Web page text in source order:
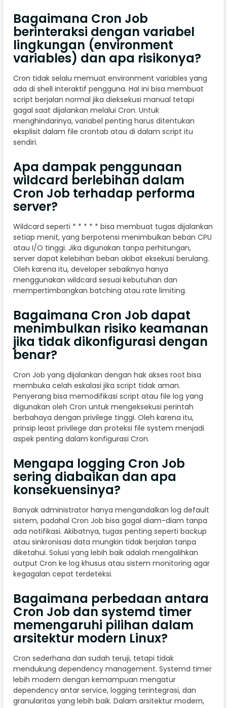
Bagaimana Cron Job
berinteraksi dengan variabel
lingkungan (environment
variables) dan apa risikonya?
Cron tidak selalu memuat environment variables yang
ada di shell interaktif pengguna. Hal ini bisa membuat
script berjalan normal jika dieksekusi manual tetapi
gagal saat dijalankan melalui Cron. Untuk
menghindarinya, variabel penting harus ditentukan
eksplisit dalam file crontab atau di dalam script itu
sendiri.
Apa dampak penggunaan
wildcard berlebihan dalam
Cron Job terhadap performa
server?
Wildcard seperti * * * * * bisa membuat tugas dijalankan
setiap menit, yang berpotensi menimbulkan beban CPU
atau I/O tinggi. Jika digunakan tanpa perhitungan,
server dapat kelebihan beban akibat eksekusi berulang.
Oleh karena itu, developer sebaiknya hanya
menggunakan wildcard sesuai kebutuhan dan
mempertimbangkan batching atau rate limiting.
Bagaimana Cron Job dapat
menimbulkan risiko keamanan
jika tidak dikonfigurasi dengan
benar?
Cron Job yang dijalankan dengan hak akses root bisa
membuka celah eskalasi jika script tidak aman.
Penyerang bisa memodifikasi script atau file log yang
digunakan oleh Cron untuk mengeksekusi perintah
berbahaya dengan privilege tinggi. Oleh karena itu,
prinsip least privilege dan proteksi file system menjadi
aspek penting dalam konfigurasi Cron.
Mengapa logging Cron Job
sering diabaikan dan apa
konsekuensinya?
Banyak administrator hanya mengandalkan log default
sistem, padahal Cron Job bisa gagal diam-diam tanpa
ada notifikasi. Akibatnya, tugas penting seperti backup
atau sinkronisasi data mungkin tidak berjalan tanpa
diketahui. Solusi yang lebih baik adalah mengalihkan
output Cron ke log khusus atau sistem monitoring agar
kegagalan cepat terdeteksi.
Bagaimana perbedaan antara
Cron Job dan systemd timer
memengaruhi pilihan dalam
arsitektur modern Linux?
Cron sederhana dan sudah teruji, tetapi tidak
mendukung dependency management. Systemd timer
lebih modern dengan kemampuan mengatur
dependency antar service, logging terintegrasi, dan
granularitas yang lebih baik. Dalam arsitektur modern,